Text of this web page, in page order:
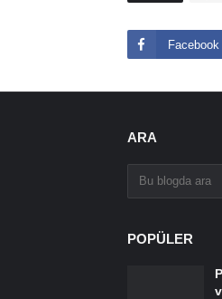
Facebook
ARA
POPÜLER